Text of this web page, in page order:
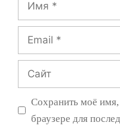
Email
Сайт
Сохранить моё имя,
браузере для